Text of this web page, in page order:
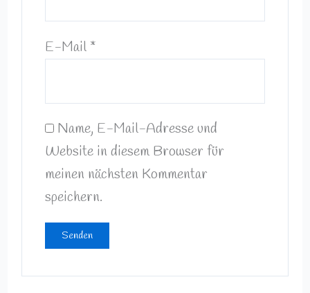
E-Mail *
Name, E-Mail-Adresse und
Website in diesem Browser für
meinen nächsten Kommentar
speichern.